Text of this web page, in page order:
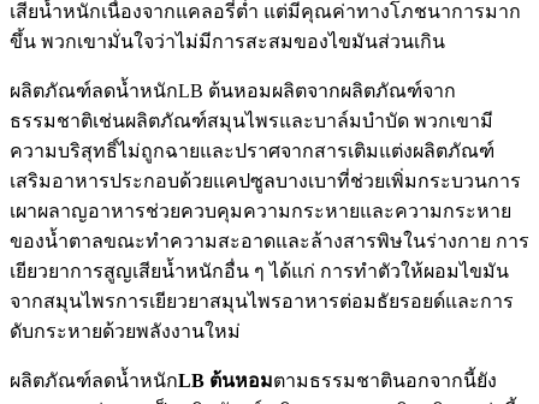
เสียน้ำหนักเนื่องจากแคลอรี่ต่ำ แต่มีคุณค่าทางโภชนาการมาก
ขึ้น พวกเขามั่นใจว่าไม่มีการสะสมของไขมันส่วนเกิน
ผลิตภัณฑ์ลดน้ำหนักLB ต้นหอมผลิตจากผลิตภัณฑ์จาก
ธรรมชาติเช่นผลิตภัณฑ์สมุนไพรและบาล์มบำบัด พวกเขามี
ความบริสุทธิ์ไม่ถูกฉายและปราศจากสารเติมแต่งผลิตภัณฑ์
เสริมอาหารประกอบด้วยแคปซูลบางเบาที่ช่วยเพิ่มกระบวนการ
เผาผลาญอาหารช่วยควบคุมความกระหายและความกระหาย
ของน้ำตาลขณะทำความสะอาดและล้างสารพิษในร่างกาย การ
เยียวยาการสูญเสียน้ำหนักอื่น ๆ ได้แก่ การทำตัวให้ผอมไขมัน
จากสมุนไพรการเยียวยาสมุนไพรอาหารต่อมธัยรอยด์และการ
ดับกระหายด้วยพลังงานใหม่
ผลิตภัณฑ์ลดน้ำหนักLB ต้นหอมตามธรรมชาตินอกจากนี้ยัง